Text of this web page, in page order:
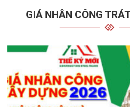
GIÁ NHÂN CÔNG